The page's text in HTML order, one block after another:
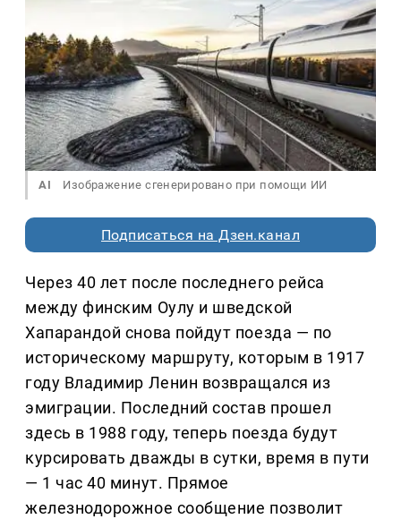
AI Изображение сгенерировано при помощи ИИ
Подписаться на Дзен.канал
Через 40 лет после последнего рейса
между финским Оулу и шведской
Хапарандой снова пойдут поезда — по
историческому маршруту, которым в 1917
году Владимир Ленин возвращался из
эмиграции. Последний состав прошел
здесь в 1988 году, теперь поезда будут
курсировать дважды в сутки, время в пути
— 1 час 40 минут. Прямое
железнодорожное сообщение позволит